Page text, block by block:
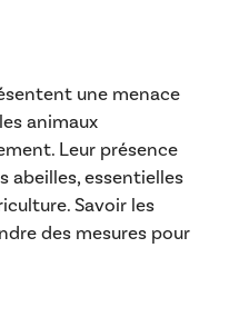
une menace
animaux
Leur présence
abeilles, essentielles
Savoir les
des mesures pour